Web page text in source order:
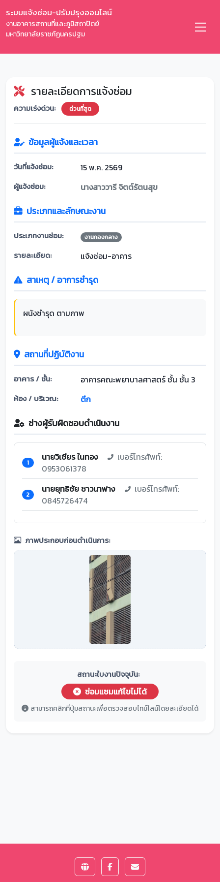
ระบบแจ้งซ่อม-ปรับปรุงออนไลน์
งานอาคารสถานที่และภูมิสถาปัตย์
มหาวิทยาลัยราชภัฏนครปฐม
รายละเอียดการแจ้งซ่อม
ความเร่งด่วน: ด่วนที่สุด
ข้อมูลผู้แจ้งและเวลา
วันที่แจ้งซ่อม: 15 พ.ค. 2569
ผู้แจ้งซ่อม: นางสาววารี จิตต์รัตนสุข
ประเภทและลักษณะงาน
ประเภทงานซ่อม: งานกองกลาง
รายละเอียด: แจ้งซ่อม-อาคาร
สาเหตุ / อาการชำรุด
ผนังชำรุด ตามภาพ
สถานที่ปฏิบัติงาน
อาคาร / ชั้น: อาคารคณะพยาบาลศาสตร์ ชั้น ชั้น 3
ห้อง / บริเวณ: ตึก
ช่างผู้รับผิดชอบดำเนินงาน
1 นายวิเชียร ในทอง
เบอร์โทรศัพท์:
0953061378
2 นายยุทธิชัย ชาวนาฟาง
เบอร์โทรศัพท์:
0845726474
ภาพประกอบก่อนดำเนินการ:
สถานะใบงานปัจจุบัน:
ซ่อมแซมแก้ไขไม่ได้
สามารถคลิกที่ปุ่มสถานะเพื่อตรวจสอบไทม์ไลน์โดยละเอียดได้